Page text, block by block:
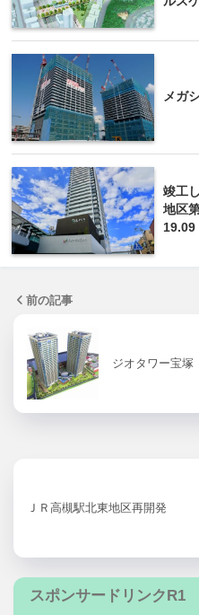
メガ
竣工
地区
19.09
前の記事
ジオタワー宝塚
ＪＲ高槻駅北東地区再開発
スポンサードリンクR1